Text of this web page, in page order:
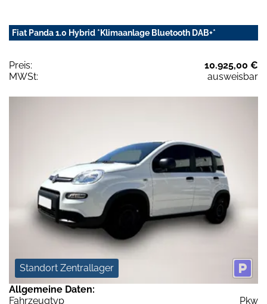
Fiat Panda 1.0 Hybrid *Klimaanlage Bluetooth DAB+*
Preis:
10.925,00 €
MWSt:
ausweisbar
Standort Zentrallager
Allgemeine Daten:
Fahrzeugtyp
Pkw